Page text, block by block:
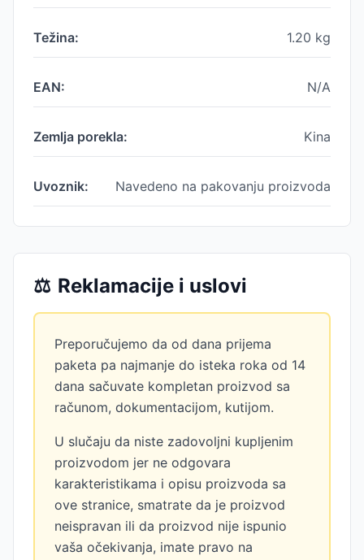
Težina: 1.20 kg
EAN: N/A
Zemlja porekla: Kina
Uvoznik: Navedeno na pakovanju proizvoda
⚖️ Reklamacije i uslovi
Preporučujemo da od dana prijema
paketa pa najmanje do isteka roka od 14
dana sačuvate kompletan proizvod sa
računom, dokumentacijom, kutijom.
U slučaju da niste zadovoljni kupljenim
proizvodom jer ne odgovara
karakteristikama i opisu proizvoda sa
ove stranice, smatrate da je proizvod
neispravan ili da proizvod nije ispunio
vaša očekivanja, imate pravo na